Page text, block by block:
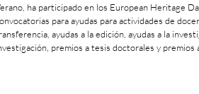
ha participado en los European Heritage
para ayudas para actividades de
ayudas a la edición, ayudas a la
premios a tesis doctorales y premios